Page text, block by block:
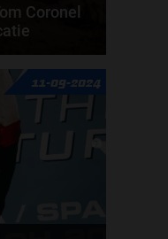
Coronel
Tim en
de woestijn...
11-09-2024